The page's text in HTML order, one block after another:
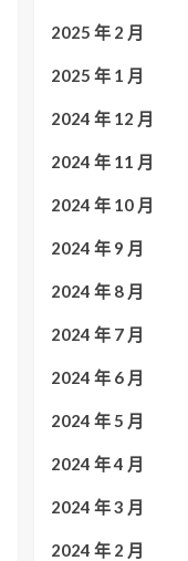
2025 年 2 月
2025 年 1 月
2024 年 12 月
2024 年 11 月
2024 年 10 月
2024 年 9 月
2024 年 8 月
2024 年 7 月
2024 年 6 月
2024 年 5 月
2024 年 4 月
2024 年 3 月
2024 年 2 月